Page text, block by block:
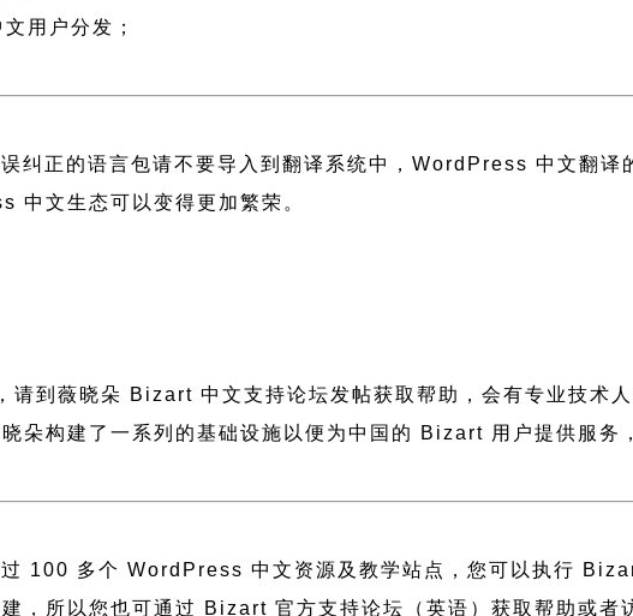
用户分发；
纠正的语言包请不要导入到翻译系统中，WordPress 中文翻译
中文生态可以变得更加繁荣。
请到薇晓朵 Bizart 中文支持论坛发帖获取帮助，会有专业技术人
朵构建了一系列的基础设施以便为中国的 Bizart 用户提供服务
100 多个 WordPress 中文资源及教学站点，您可以执行
，所以您也可通过 Bizart 官方支持论坛 （英语）获取帮助或